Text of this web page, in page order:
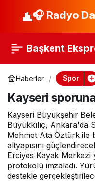
🎧 Radyo
Başkent
Haberler Spor
Kayseri
Kayseri Büyükşehir
Büyükkılıç, Ankara'da
Mehmet Ata Öztürk ile
altyapısını
Erciyes Kayak Merkezi
protokolü imzaladı.
destekle
Beşiktaş ‘Oh’ çekti!